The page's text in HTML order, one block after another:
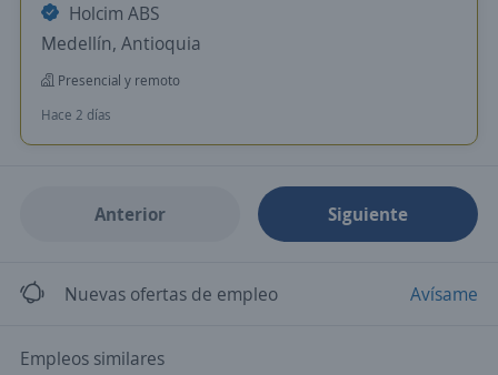
Holcim ABS
Medellín, Antioquia
Presencial y remoto
Hace 2 días
Anterior Siguiente
Nuevas ofertas de empleo Avísame
Empleos similares